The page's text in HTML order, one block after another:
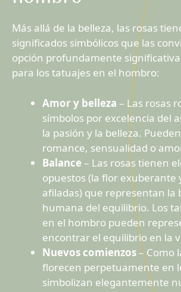
Más allá de la belleza, las rosas
significados simbólicos que las
opción profundamente
para los tatuajes en el hombro:
Amor y belleza – Las rosas
símbolos por excelencia del
la pasión y la belleza.
romance, sensualidad o
Balance– Las rosas tienen
opuestos (la flor exuberante
afiladas) que representan la
humana del equilibrio. Los
en el hombro pueden
encontrar el equilibrio en la
Nuevos comienzos– Como
florecen perpetuamente en
simbolizan elegantemente